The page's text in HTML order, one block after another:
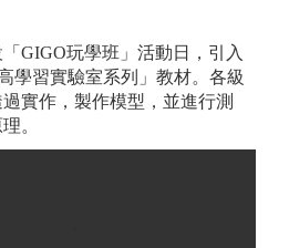
GIGO玩學班」活動日，引入
高學習實驗室系列」教材。各級
實作，製作模型，並進行測
。